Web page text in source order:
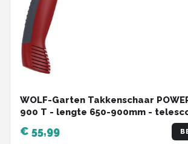
WOLF-Garten Takkenschaar
900 T - lengte 650-900mm -
aluminium hefboomarmen - 4x
messpanning instelbaar
€ 55,99